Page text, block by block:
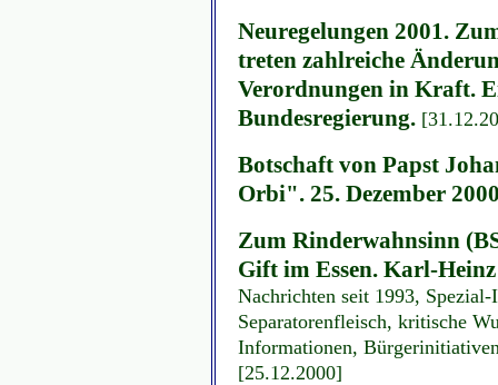
Neuregelungen 2001.
treten zahlreiche
Verordnungen in Kraft.
Bundesregierung.
Botschaft von Papst
Orbi". 25. Dezember
Zum Rinderwahnsinn
Gift im Essen. Karl-
Nachrichten seit 1993,
Separatorenfleisch, kritische
Informationen,
[25.12.2000]